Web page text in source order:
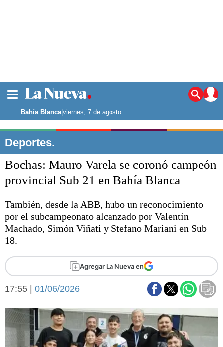
Noticias
La ciudad
Punta Alta
El mundo
Seguridad
Deportes
Escenario Olímpico
Liga del Sur
Básquetbol
Federal A
Arte y cultura
Aplausos
Economía y finanzas
Con el campo
Espacio empresas
Sociedad y tiempo
Sociedad
Bahía Blanca|viernes, 7 de agosto
Deportes.
Bochas: Mauro Varela se coronó campeón
provincial Sub 21 en Bahía Blanca
También, desde la ABB, hubo un reconocimiento
por el subcampeonato alcanzado por Valentín
Machado, Simón Viñati y Stefano Mariani en Sub
18.
Agregar La Nueva en
17:55 | 01/06/2026